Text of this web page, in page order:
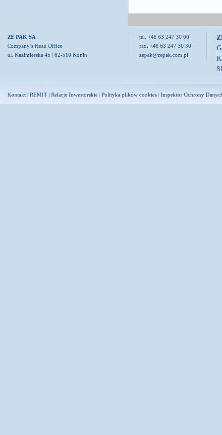
ZE PAK SA
Company’s Head Office
ul. Kazimierska 45 | 62-510 Konin
tel. +48 63 247 30 00
fax. +48 63 247 30 30
zepak@zepak.com.pl
Kontakt | REMIT | Relacje Inwestorskie | Polityka plików cookies | Inspektor Ochrony